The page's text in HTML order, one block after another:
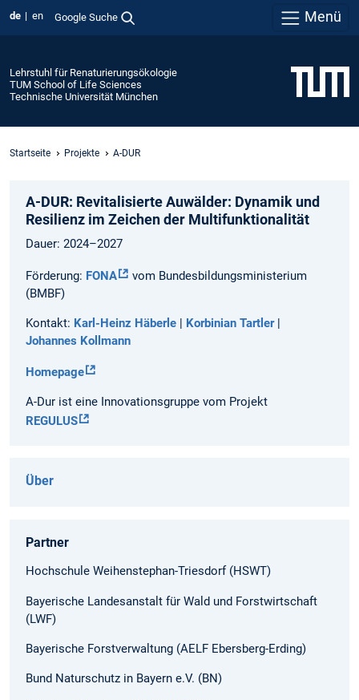
de en Google Suche Menü
Lehrstuhl für Renaturierungsökologie
TUM School of Life Sciences
Technische Universität München
Startseite Projekte A-DUR
A-DUR: Revitalisierte Auwälder: Dynamik und
Resilienz im Zeichen der Multifunktionalität
Dauer: 2024–2027
Förderung: FONA
vom Bundesbildungsministerium
(BMBF)
Kontakt: Karl-Heinz Häberle | Korbinian Tartler|
Johannes Kollmann
Homepage
A-Dur ist eine Innovationsgruppe vom Projekt
REGULUS
Über
Partner
Hochschule Weihenstephan-Triesdorf (HSWT)
Bayerische Landesanstalt für Wald und Forstwirtschaft
(LWF)
Bayerische Forstverwaltung (AELF Ebersberg-Erding)
Bund Naturschutz in Bayern e.V. (BN)